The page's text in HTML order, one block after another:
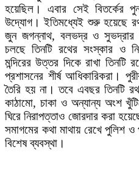
হয়েছিল। এবার সেই বিতর্কের
উদ্যোগ। ইতিমধ্যেই শুরু হয়েছে
জুন জগন্নাথ, বলভদ্র ও সুভদ্রার
চলছে তিনটি রথের সংস্কার ও
মন্দিরের উত্তর দিকে রাখা
প্রশাসনের শীর্ষ আধিকারিকরা।
তৈরি হয় না। তবে এবছর তিনটি
কাঠামো, চাকা ও অন্যান্য অংশ
ঘিরে নিরাপত্তাও জোরদার করা
সমাগমের কথা মাথায় রেখে পুলিশ
বিশেষ ব্যবস্থা।